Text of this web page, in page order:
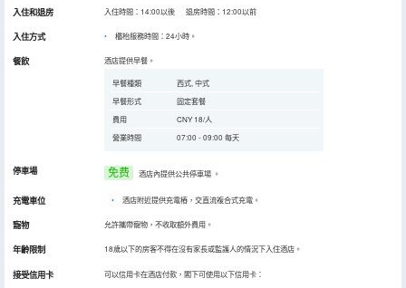
入住和退房 入住時間：14:00以後 退房時間：12:00以前
入住方式 櫃枱服務時間：24小時。
餐飲 酒店提供早餐。
早餐種類
西式, 中式
早餐形式
固定套餐
費用
CNY 18/人
營業時間
07:00 - 09:00 每天
停車場 免费 酒店內提供公共停車場 。
充電車位 • 酒店附近提供充電樁，交直流複合式充電。
寵物 允許攜帶寵物，不收取額外費用。
年齡限制 18歲以下的房客不得在沒有家長或監護人的情況下入住酒店。
接受信用卡 可以信用卡在酒店付款，閣下可使用以下信用卡：